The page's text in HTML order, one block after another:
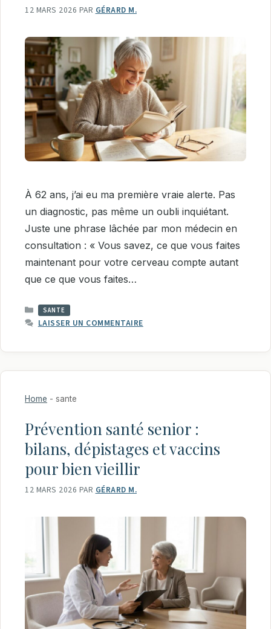
12 MARS 2026 PAR GÉRARD M.
À 62 ans, j’ai eu ma première vraie alerte. Pas
un diagnostic, pas même un oubli inquiétant.
Juste une phrase lâchée par mon médecin en
consultation : « Vous savez, ce que vous faites
maintenant pour votre cerveau compte autant
que ce que vous faites…
CATÉGORIES
SANTE
LAISSER UN COMMENTAIRE
Home - sante
Prévention santé senior :
bilans, dépistages et vaccins
pour bien vieillir
12 MARS 2026 PAR GÉRARD M.